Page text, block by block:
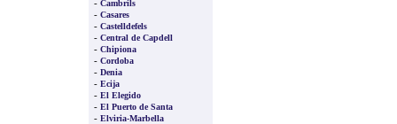
- Cambrils
- Casares
- Castelldefels
- Central de Capdell
- Chipiona
- Cordoba
- Denia
- Ecija
- El Elegido
- El Puerto de Santa
- Elviria-Marbella